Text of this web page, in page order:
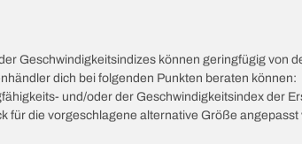
Geschwindigkeitsindizes können geringfügig von
dich bei folgenden Punkten beraten können:
und/oder der Geschwindigkeitsindex der
für die vorgeschlagene alternative Größe angepasst